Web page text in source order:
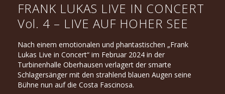
FRANK LUKAS LIVE IN CONCERT
Vol. 4 – LIVE AUF HOHER SEE
Nach einem emotionalen und phantastischen „Frank
Lukas Live in Concert“ im Februar 2024 in der
Turbinenhalle Oberhausen verlagert der smarte
Schlagersänger mit den strahlend blauen Augen seine
Bühne nun auf die Costa Fascinosa.